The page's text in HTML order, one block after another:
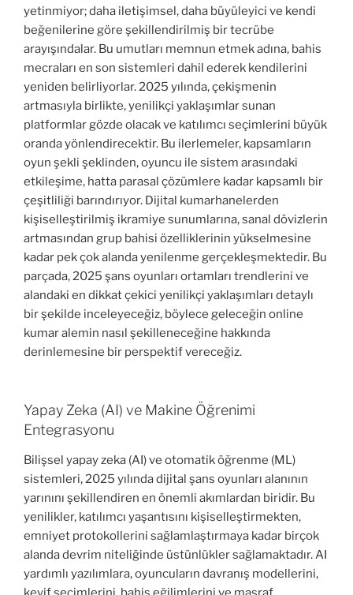
yetinmiyor; daha iletişimsel, daha büyüleyici ve kendi
beğenilerine göre şekillendirilmiş bir tecrübe
arayışındalar. Bu umutları memnun etmek adına, bahis
mecraları en son sistemleri dahil ederek kendilerini
yeniden belirliyorlar. 2025 yılında, çekişmenin
artmasıyla birlikte, yenilikçi yaklaşımlar sunan
platformlar gözde olacak ve katılımcı seçimlerini büyük
oranda yönlendirecektir. Bu ilerlemeler, kapsamların
oyun şekli şeklinden, oyuncu ile sistem arasındaki
etkileşime, hatta parasal çözümlere kadar kapsamlı bir
çeşitliliği barındırıyor. Dijital kumarhanelerden
kişiselleştirilmiş ikramiye sunumlarına, sanal dövizlerin
artmasından grup bahisi özelliklerinin yükselmesine
kadar pek çok alanda yenilenme gerçekleşmektedir. Bu
parçada, 2025 şans oyunları ortamları trendlerini ve
alandaki en dikkat çekici yenilikçi yaklaşımları detaylı
bir şekilde inceleyeceğiz, böylece geleceğin online
kumar alemin nasıl şekilleneceğine hakkında
derinlemesine bir perspektif vereceğiz.
Yapay Zeka (AI) ve Makine Öğrenimi
Entegrasyonu
Bilişsel yapay zeka (AI) ve otomatik öğrenme (ML)
sistemleri, 2025 yılında dijital şans oyunları alanının
yarınını şekillendiren en önemli akımlardan biridir. Bu
yenilikler, katılımcı yaşantısını kişiselleştirmekten,
emniyet protokollerini sağlamlaştırmaya kadar birçok
alanda devrim niteliğinde üstünlükler sağlamaktadır. AI
yardımlı yazılımlara, oyuncuların davranış modellerini,